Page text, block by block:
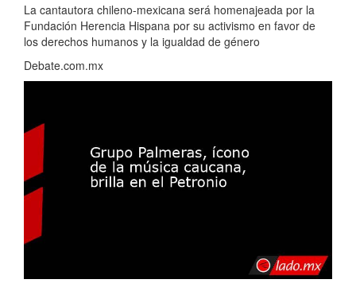
La cantautora chileno-mexicana será homenajeada por la
Fundación Herencia Hispana por su activismo en favor de
los derechos humanos y la igualdad de género
Debate.com.mx